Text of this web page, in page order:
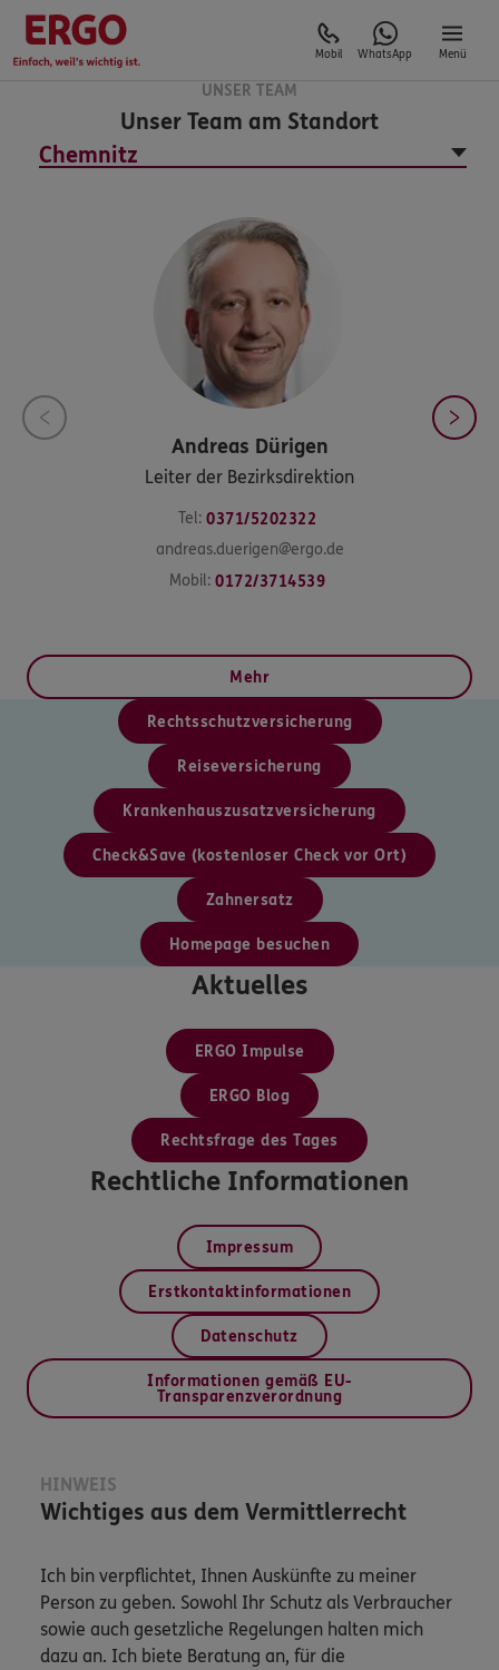
Mobil WhatsApp Menü
UNSER TEAM
Unser Team am Standort
Andreas Dürigen
Leiter der Bezirksdirektion
Tel: 0371/5202322
andreas.duerigen@ergo.de
Mobil: 0172/3714539
Mehr
Rechtsschutzversicherung
Reiseversicherung
Krankenhauszusatzversicherung
Check&Save (kostenloser Check vor Ort)
Zahnersatz
Homepage besuchen
Aktuelles
ERGO Impulse
ERGO Blog
Rechtsfrage des Tages
Rechtliche Informationen
Impressum
Erstkontaktinformationen
Datenschutz
Informationen gemäß EU-
Transparenzverordnung
HINWEIS
Wichtiges aus dem Vermittlerrecht
Ich bin verpflichtet, Ihnen Auskünfte zu meiner
Person zu geben. Sowohl Ihr Schutz als Verbraucher
sowie auch gesetzliche Regelungen halten mich
dazu an. Ich biete Beratung an, für die